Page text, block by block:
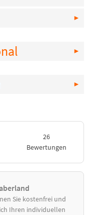
26
Bewertungen
Sie kostenfrei und
Ihren individuellen